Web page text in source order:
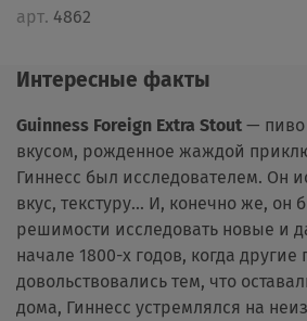
арт. 4862
Интересные факты
Guinness Foreign Extra Stout —
вкусом, рожденное жаждой
Гиннесс был исследователем. Он
вкус, текстуру... И, конечно же, он
решимости исследовать новые и
начале 1800-х годов, когда другие
довольствовались тем, что
дома, Гиннесс устремлялся на